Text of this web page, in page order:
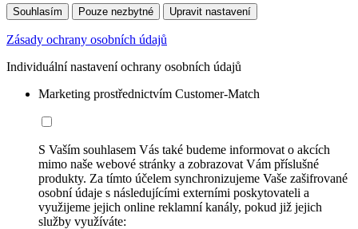
Souhlasím Pouze nezbytné Upravit nastavení
Zásady ochrany osobních údajů
Individuální nastavení ochrany osobních údajů
Marketing prostřednictvím Customer-Match
S Vaším souhlasem Vás také budeme informovat o akcích
mimo naše webové stránky a zobrazovat Vám příslušné
produkty. Za tímto účelem synchronizujeme Vaše zašifrované
osobní údaje s následujícími externími poskytovateli a
využijeme jejich online reklamní kanály, pokud již jejich
služby využíváte: